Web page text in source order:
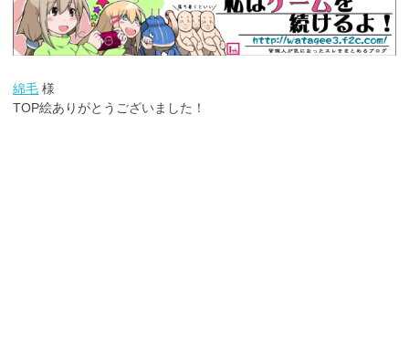
綿毛 様
TOP絵ありがとうございました！